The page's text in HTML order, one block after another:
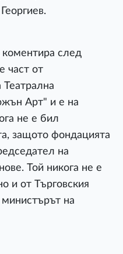
след
част от
Театрална
Арт" и е на
не е бил
защото фондацията
на
Той никога не е
и от Търговския
министърът на